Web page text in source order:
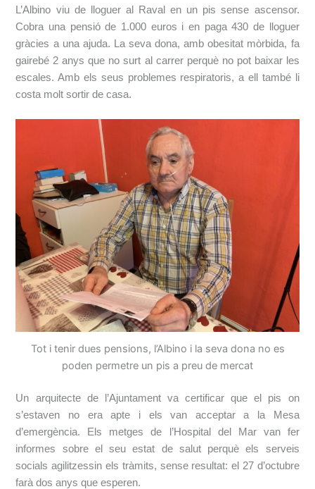
L’Albino viu de lloguer al Raval en un pis sense ascensor.
Cobra una pensió de 1.000 euros i en paga 430 de lloguer
gràcies a una ajuda. La seva dona, amb obesitat mòrbida, fa
gairebé 2 anys que no surt al carrer perquè no pot baixar les
escales. Amb els seus problemes respiratoris, a ell també li
costa molt sortir de casa.
Tot i tenir dues pensions, l’Albino i la seva dona no es
poden permetre un pis a preu de mercat
Un arquitecte de l’Ajuntament va certificar que el pis on
s’estaven no era apte i els van acceptar a la Mesa
d’emergència. Els metges de l’Hospital del Mar van fer
informes sobre el seu estat de salut perquè els serveis
socials agilitzessin els tràmits, sense resultat: el 27 d’octubre
farà dos anys que esperen.